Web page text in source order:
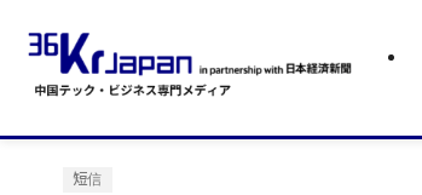
短信